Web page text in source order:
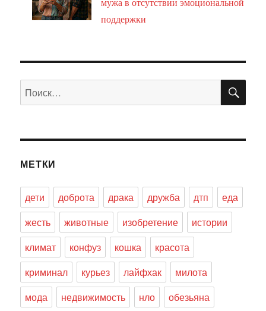
поддержки
Искать:
МЕТКИ
дети доброта драка дружба дтп
еда
жесть
животные изобретение
истории
климат
конфуз кошка
красота
криминал
курьез лайфхак
милота
мода
недвижимость нло
обезьяна